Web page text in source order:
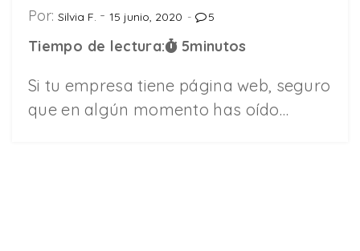
Por: Silvia F. 15 junio, 2020 5
Tiempo de lectura: 5minutos
Si tu empresa tiene página web, seguro
que en algún momento has oído…